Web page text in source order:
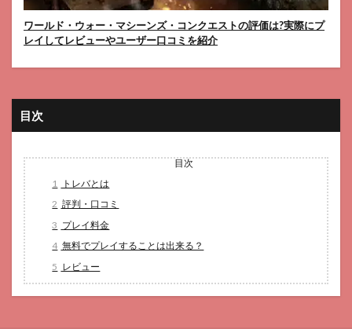
ワールド・ウォー・マシーンズ・コンクエストの評価は?実際にプ
レイしてレビューやユーザー口コミを紹介
目次
目次
1
トレバとは
2 評判・口コミ
3 プレイ料金
4 無料でプレイすることは出来る？
5 レビュー